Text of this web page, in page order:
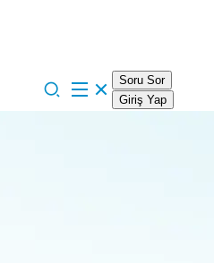
Soru Sor
Giriş Yap